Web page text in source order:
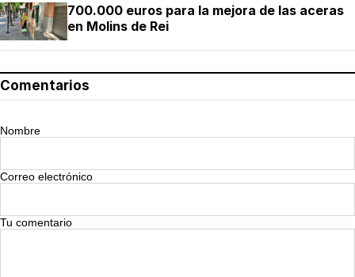
700.000 euros para la mejora de las aceras
en Molins de Rei
Comentarios
Nombre
Correo electrónico
Tu comentario